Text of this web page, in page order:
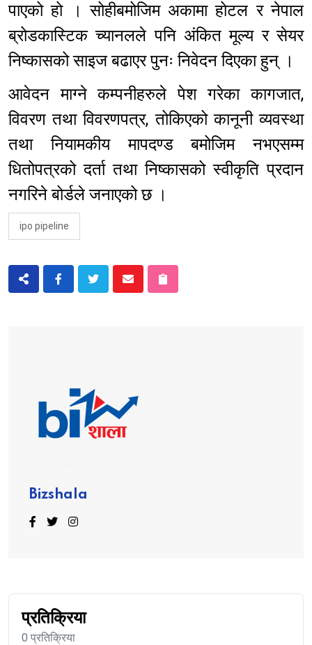
पाएको हो । सोहीबमोजिम अकामा होटल र नेपाल
ब्रोडकास्टिक च्यानलले पनि अंकित मूल्य र सेयर
निष्कासको साइज बढाएर पुनः निवेदन दिएका हुन् ।
आवेदन माग्ने कम्पनीहरुले पेश गरेका कागजात,
विवरण तथा विवरणपत्र, तोकिएको कानूनी व्यवस्था
तथा नियामकीय मापदण्ड बमोजिम नभएसम्म
धितोपत्रको दर्ता तथा निष्कासको स्वीकृति प्रदान
नगरिने बोर्डले जनाएको छ ।
ipo pipeline
Bizshala
प्रतिक्रिया
0 प्रतिक्रिया